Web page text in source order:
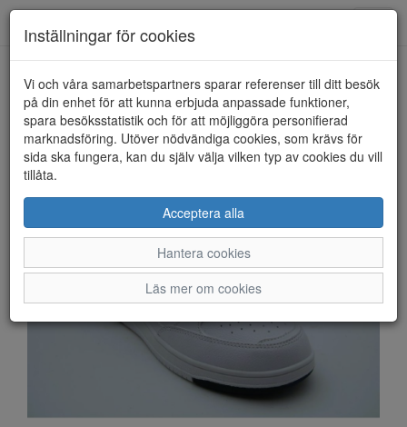
HEM POLO RALPH LAUREN
Inställningar för cookies
Vi och våra samarbetspartners sparar referenser till ditt besök
på din enhet för att kunna erbjuda anpassade funktioner,
spara besöksstatistik och för att möjliggöra personifierad
marknadsföring. Utöver nödvändiga cookies, som krävs för
sida ska fungera, kan du själv välja vilken typ av cookies du vill
tillåta.
Acceptera alla
Hantera cookies
Läs mer om cookies